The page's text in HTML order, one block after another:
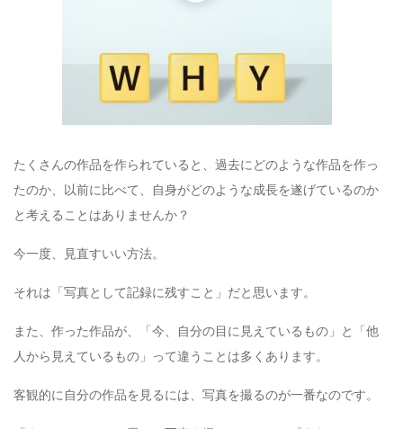
たくさんの作品を作られていると、過去にどのような作品を作っ
たのか、以前に比べて、自身がどのような成長を遂げているのか
と考えることはありませんか？
今一度、見直すいい方法。
それは「写真として記録に残すこと」だと思います。
また、作った作品が、「今、自分の目に見えているもの」と「他
人から見えているもの」って違うことは多くあります。
客観的に自分の作品を見るには、写真を撮るのが一番なのです。